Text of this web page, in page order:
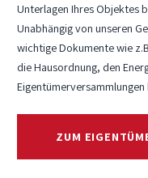
Unterlagen Ihres Objektes
Unabhängig von unseren
wichtige Dokumente wie
die Hausordnung, den
ZUM